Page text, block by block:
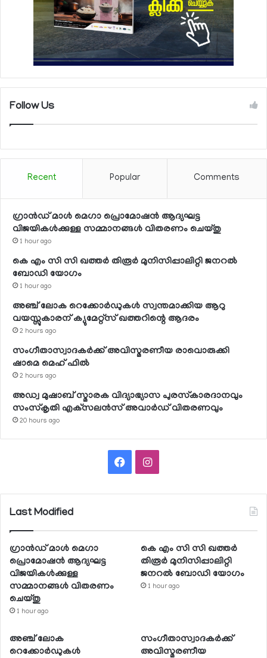
Follow Us
Recent Popular Comments
ഗ്രാന്‍ഡ് മാള്‍ മെഗാ പ്രൊമോഷന്‍ ആദ്യഘട്ട
വിജയികള്‍ക്കുള്ള സമ്മാനങ്ങള്‍ വിതരണം ചെയ്തു
1 hour ago
കെ എം സി സി ഖത്തര്‍ തിരൂര്‍ മുനിസിപ്പാലിറ്റി ജനറല്‍
ബോഡി യോഗം
1 hour ago
അഞ്ച് ലോക റെക്കോര്‍ഡുകള്‍ സ്വന്തമാക്കിയ ആറു
വയസ്സുകാരന് ക്യുമേറ്റ്‌സ് ഖത്തറിന്റെ ആദരം
2 hours ago
സംഗീതാസ്വാദകര്‍ക്ക് അവിസ്മരണീയ രാവൊരുക്കി
ഷാമെ മെഹ് ഫില്‍
2 hours ago
അഡ്വ മുഷാബ് സ്മാരക വിദ്യാഭ്യാസ പുരസ്‌കാരദാനവും
സംസ്‌കൃതി എക്‌സലന്‍സ് അവാര്‍ഡ് വിതരണവും
20 hours ago
FacebookInstagram
Last Modified
ഗ്രാന്‍ഡ് മാള്‍ മെഗാ
പ്രൊമോഷന്‍ ആദ്യഘട്ട
വിജയികള്‍ക്കുള്ള
സമ്മാനങ്ങള്‍ വിതരണം
ചെയ്തു
1 hour ago
കെ എം സി സി ഖത്തര്‍
തിരൂര്‍ മുനിസിപ്പാലിറ്റി
ജനറല്‍ ബോഡി യോഗം
1 hour ago
അഞ്ച് ലോക
റെക്കോര്‍ഡുകള്‍
സംഗീതാസ്വാദകര്‍ക്ക്
അവിസ്മരണീയ